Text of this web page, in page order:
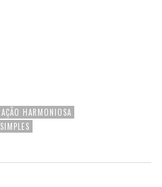
HARMONIOSA